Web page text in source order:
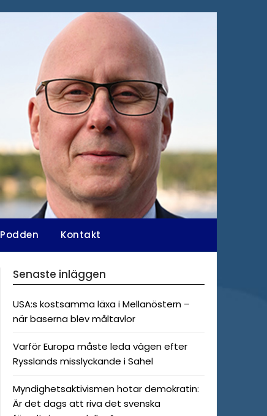
Podden Kontakt
Senaste inläggen
USA:s kostsamma läxa i Mellanöstern –
när baserna blev måltavlor
Varför Europa måste leda vägen efter
Rysslands misslyckande i Sahel
Myndighetsaktivismen hotar demokratin:
Är det dags att riva det svenska